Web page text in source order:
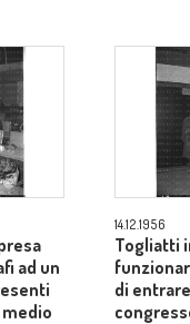
ad un
14.12.1956
Togliatti
di